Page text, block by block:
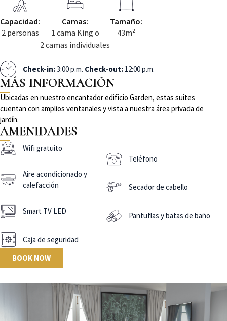
Capacidad:
2 personas
Camas:
1 cama King o
2 camas individuales
Tamaño:
43m²
Check-in:3:00 p.m. Check-out: 12:00 p.m.
MÁS INFORMACIÓN
Ubicadas en nuestro encantador edificio Garden, estas suites
cuentan con amplios ventanales y vista a nuestra área privada de
jardín.
AMENIDADES
Wifi gratuito
Aire acondicionado y
calefacción
Smart TV LED
Caja de seguridad
Teléfono
Secador de cabello
Pantuflas y batas de baño
BOOK NOW